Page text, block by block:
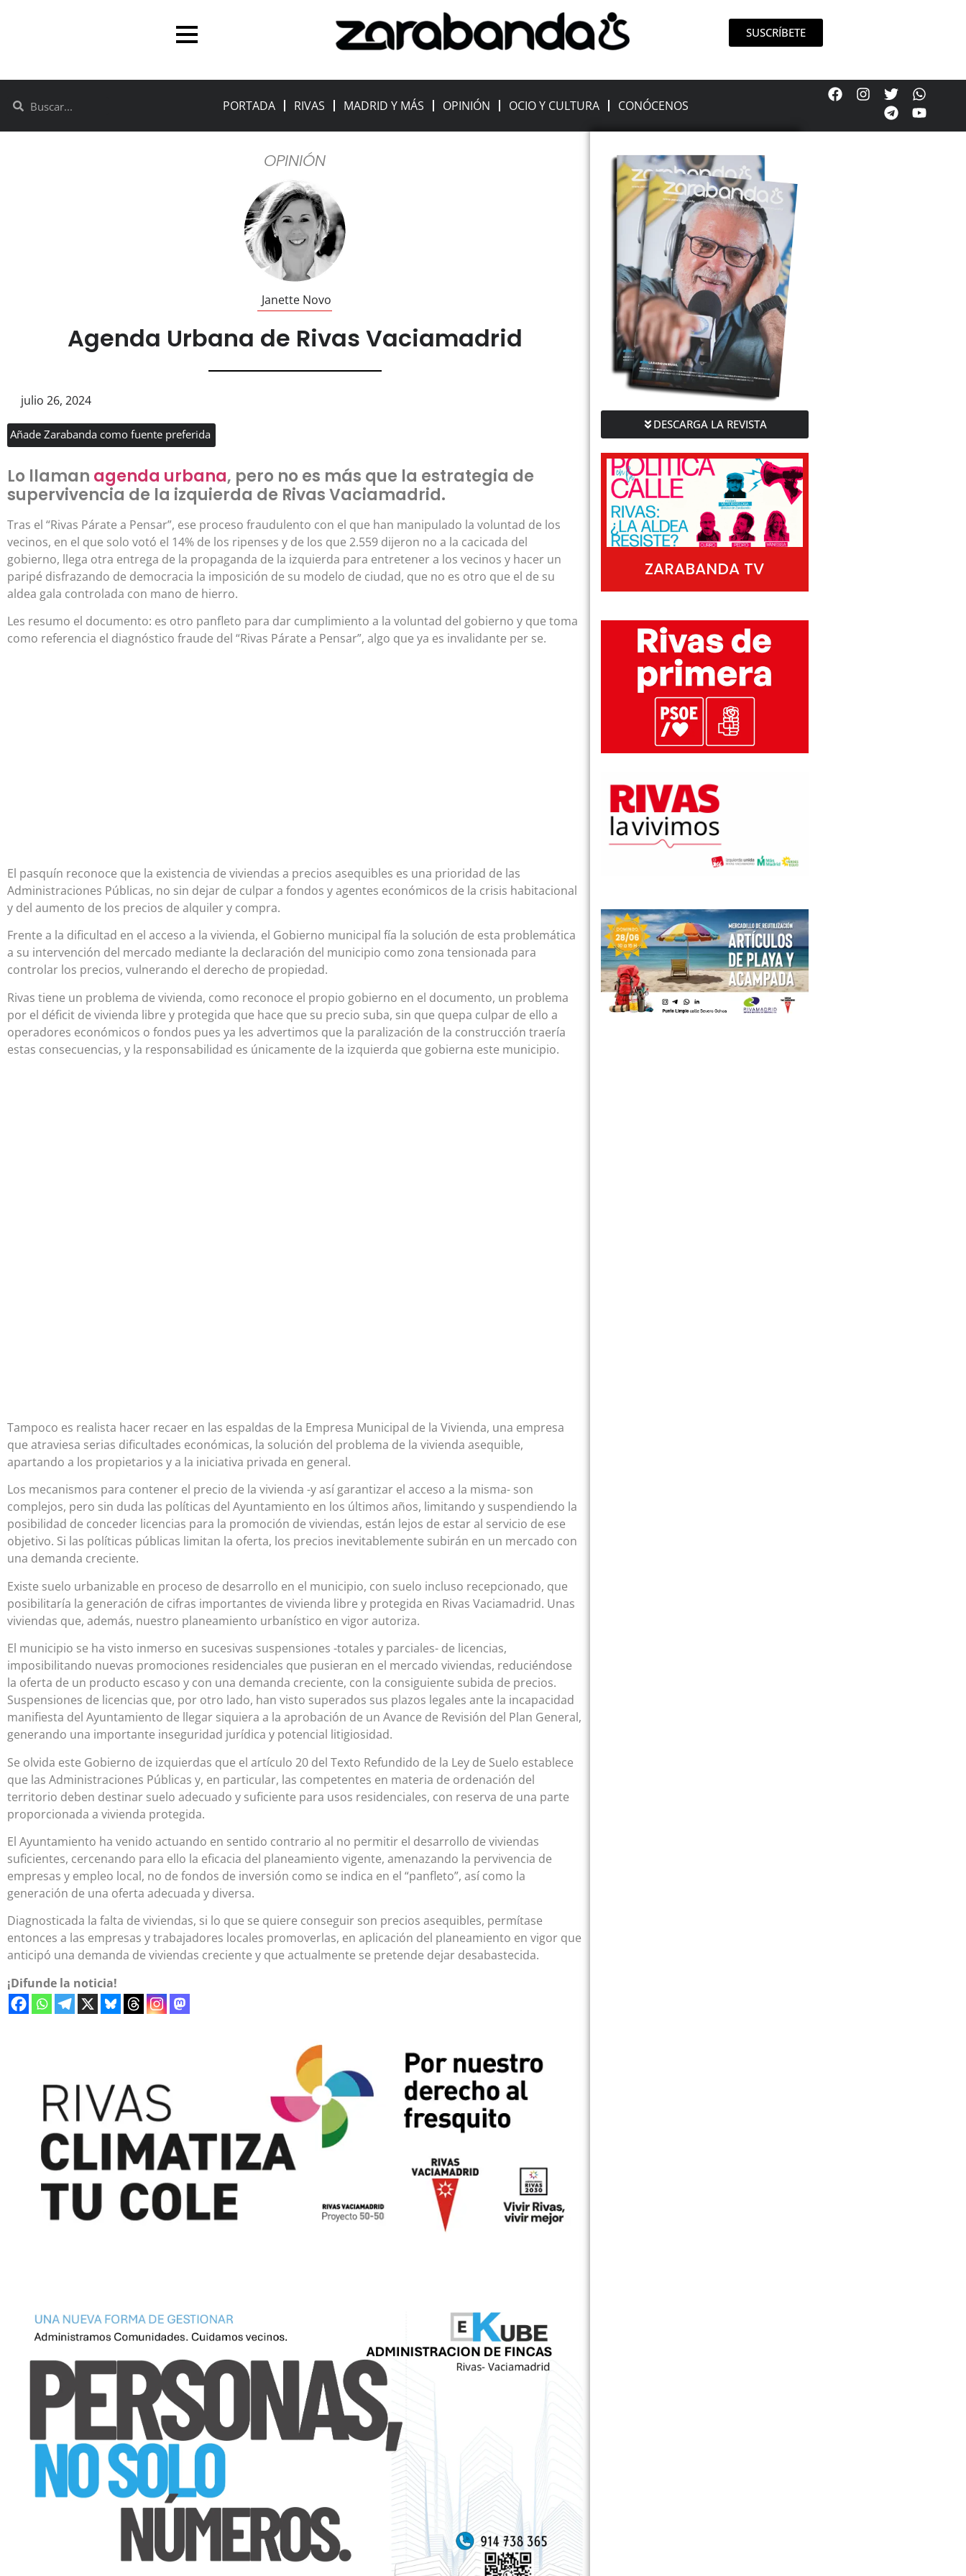
SUSCRÍBETE
PORTADA RIVAS MADRID Y MÁS OPINIÓN OCIO Y CULTURA CONÓCENOS
OPINIÓN
Janette Novo
Agenda Urbana de Rivas Vaciamadrid
julio 26, 2024
Añade Zarabanda como fuente preferida
Lo llaman agenda urbana, pero no es más que la estrategia de
supervivencia de la izquierda de Rivas Vaciamadrid.
Tras el “Rivas Párate a Pensar”, ese proceso fraudulento con el que han manipulado la voluntad de los
vecinos, en el que solo votó el 14% de los ripenses y de los que 2.559 dijeron no a la cacicada del
gobierno, llega otra entrega de la propaganda de la izquierda para entretener a los vecinos y hacer un
paripé disfrazando de democracia la imposición de su modelo de ciudad, que no es otro que el de su
aldea gala controlada con mano de hierro.
Les resumo el documento: es otro panfleto para dar cumplimiento a la voluntad del gobierno y que toma
como referencia el diagnóstico fraude del “Rivas Párate a Pensar”, algo que ya es invalidante per se.
El pasquín reconoce que la existencia de viviendas a precios asequibles es una prioridad de las
Administraciones Públicas, no sin dejar de culpar a fondos y agentes económicos de la crisis habitacional
y del aumento de los precios de alquiler y compra.
Frente a la dificultad en el acceso a la vivienda, el Gobierno municipal fía la solución de esta problemática
a su intervención del mercado mediante la declaración del municipio como zona tensionada para
controlar los precios, vulnerando el derecho de propiedad.
Rivas tiene un problema de vivienda, como reconoce el propio gobierno en el documento, un problema
por el déficit de vivienda libre y protegida que hace que su precio suba, sin que quepa culpar de ello a
operadores económicos o fondos pues ya les advertimos que la paralización de la construcción traería
estas consecuencias, y la responsabilidad es únicamente de la izquierda que gobierna este municipio.
Tampoco es realista hacer recaer en las espaldas de la Empresa Municipal de la Vivienda, una empresa
que atraviesa serias dificultades económicas, la solución del problema de la vivienda asequible,
apartando a los propietarios y a la iniciativa privada en general.
Los mecanismos para contener el precio de la vivienda -y así garantizar el acceso a la misma- son
complejos, pero sin duda las políticas del Ayuntamiento en los últimos años, limitando y suspendiendo la
posibilidad de conceder licencias para la promoción de viviendas, están lejos de estar al servicio de ese
objetivo. Si las políticas públicas limitan la oferta, los precios inevitablemente subirán en un mercado con
una demanda creciente.
Existe suelo urbanizable en proceso de desarrollo en el municipio, con suelo incluso recepcionado, que
posibilitaría la generación de cifras importantes de vivienda libre y protegida en Rivas Vaciamadrid. Unas
viviendas que, además, nuestro planeamiento urbanístico en vigor autoriza.
El municipio se ha visto inmerso en sucesivas suspensiones -totales y parciales- de licencias,
imposibilitando nuevas promociones residenciales que pusieran en el mercado viviendas, reduciéndose
la oferta de un producto escaso y con una demanda creciente, con la consiguiente subida de precios.
Suspensiones de licencias que, por otro lado, han visto superados sus plazos legales ante la incapacidad
manifiesta del Ayuntamiento de llegar siquiera a la aprobación de un Avance de Revisión del Plan General,
generando una importante inseguridad jurídica y potencial litigiosidad.
Se olvida este Gobierno de izquierdas que el artículo 20 del Texto Refundido de la Ley de Suelo establece
que las Administraciones Públicas y, en particular, las competentes en materia de ordenación del
territorio deben destinar suelo adecuado y suficiente para usos residenciales, con reserva de una parte
proporcionada a vivienda protegida.
El Ayuntamiento ha venido actuando en sentido contrario al no permitir el desarrollo de viviendas
suficientes, cercenando para ello la eficacia del planeamiento vigente, amenazando la pervivencia de
empresas y empleo local, no de fondos de inversión como se indica en el “panfleto”, así como la
generación de una oferta adecuada y diversa.
Diagnosticada la falta de viviendas, si lo que se quiere conseguir son precios asequibles, permítase
entonces a las empresas y trabajadores locales promoverlas, en aplicación del planeamiento en vigor que
anticipó una demanda de viviendas creciente y que actualmente se pretende dejar desabastecida.
¡Difunde la noticia!
DESCARGA LA REVISTA
ZARABANDA TV